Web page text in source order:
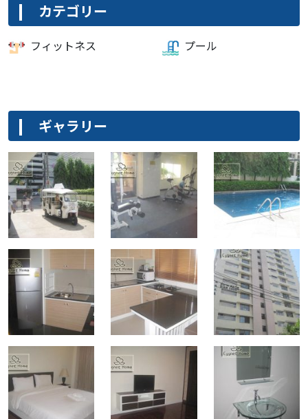
カテゴリー
フィットネス プール
ギャラリー